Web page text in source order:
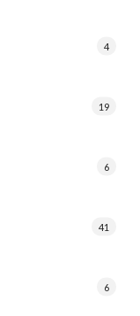
4
19
6
41
6